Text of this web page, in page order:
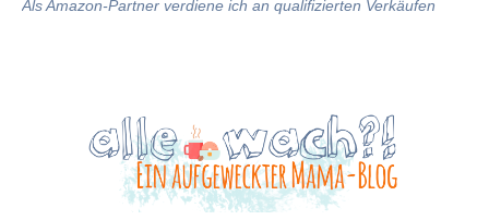
Als Amazon-Partner verdiene ich an qualifizierten Verkäufen